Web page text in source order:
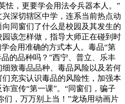
怯，更要学会用法令兵器本人。”
深切辖区中学，连系当前热点动
同窗们了什么是校园及其发生的
该怎样做，指导大师正在碰到时
会用准确的方式本人。毒品“第
的品种吗？”西宁、普立、乐丰
致毒品品种、毒品风险以及若何
充实认识毒品的风险性，加强本
宣传“第一课”。“同窗们，骗子
们，万万别上当！”龙场用动画片